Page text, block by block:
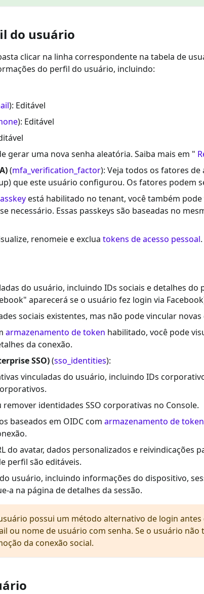
do usuário
clicar na linha correspondente na tabela de
do perfil do usuário, incluindo:
): Editável
): Editável
gerar uma nova senha aleatória. Saiba mais em "
(mfa_verification_factor): Veja todos os fatores
que este usuário configurou. Os fatores podem
está habilitado no tenant, você também
necessário. Essas passkeys são baseadas no
renomeie e exclua tokens de acesso pessoal.
do usuário, incluindo IDs sociais e detalhes
aparecerá se o usuário fez login via
sociais existentes, mas não pode vincular
armazenamento de token habilitado, você pode
da conexão.
SSO)(sso_identities):
vinculadas do usuário, incluindo IDs
identidades SSO corporativas no Console.
baseados em OIDC com armazenamento de token
do avatar, dados personalizados e reivindicações
perfil são editáveis.
usuário, incluindo informações do dispositivo,
a na página de detalhes da sessão.
possui um método alternativo de login
ou nome de usuário com senha. Se o usuário
da conexão social.